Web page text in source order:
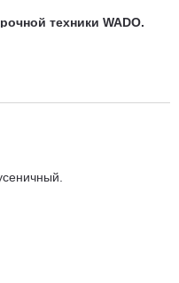
техники WADO.
двигатель
независимо. Таким
адаптируется к
при увеличении
вращения
гусеницы,
снегоуборочных